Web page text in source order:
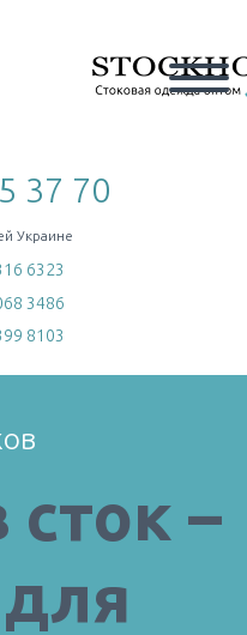
37 70
Украине
6323
3486
8103
–